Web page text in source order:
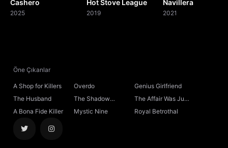
Cashero
2025
Hot Stove League
2019
Navillera
2021
Öne Çıkanlar
A Shop for Killers Overdo
Genius Girlfriend
The Husband
The Shadow
Sovereign
The Affair Was Just
the Beginning
A Bona Fide Killer Mystic Nine Royal Betrothal